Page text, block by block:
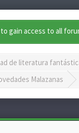
gain access to all
de literatura
Malazanas